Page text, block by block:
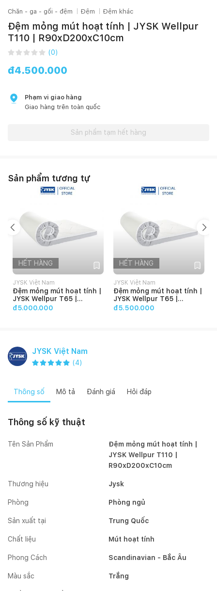
Chăn - ga - gối - đệm Đệm Đệm khác
Đệm mỏng mút hoạt tính | JYSK Wellpur
T110 | R90xD200xC10cm
(0)
đ4.500.000
Phạm vi giao hàng
Giao hàng trên toàn quốc
Sản phẩm tạm hết hàng
Sản phẩm tương tự
HẾT HÀNG
JYSK Việt Nam
Đệm mỏng mút hoạt tính |
JYSK Wellpur T65 |
R160xD200xC8cm
đ5.000.000
HẾT HÀNG
JYSK Việt Nam
Đệm mỏng mút hoạt tính |
JYSK Wellpur T65 |
R180xD200xC8cm
đ5.500.000
JYSK Việt Nam
(4)
Thông số Mô tả Đánh giá Hỏi đáp
Thông số kỹ thuật
Tên Sản Phẩm
Đệm mỏng mút hoạt tính |
JYSK Wellpur T110 |
R90xD200xC10cm
Thương hiệu Jysk
Phòng Phòng ngủ
Sản xuất tại Trung Quốc
Chất liệu Mút hoạt tính
Phong Cách Scandinavian - Bắc Âu
Màu sắc Trắng